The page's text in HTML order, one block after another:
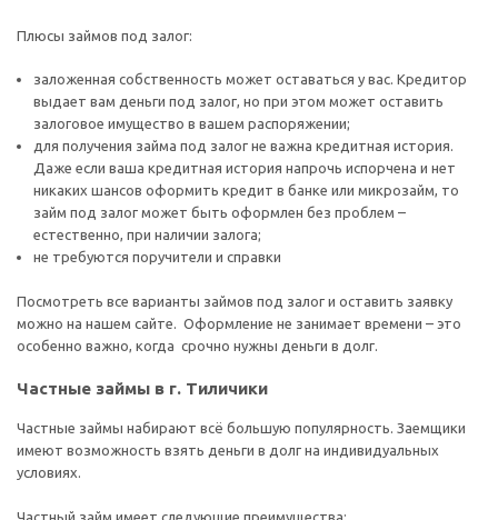
Плюсы займов под залог:
заложенная собственность может оставаться у вас. Кредитор
выдает вам деньги под залог, но при этом может оставить
залоговое имущество в вашем распоряжении;
для получения займа под залог не важна кредитная история.
Даже если ваша кредитная история напрочь испорчена и нет
никаких шансов оформить кредит в банке или микрозайм, то
займ под залог может быть оформлен без проблем –
естественно, при наличии залога;
не требуются поручители и справки
Посмотреть все варианты займов под залог и оставить заявку
можно на нашем сайте. Оформление не занимает времени – это
особенно важно, когда срочно нужны деньги в долг.
Частные займы в г. Тиличики
Частные займы набирают всё большую популярность. Заемщики
имеют возможность взять деньги в долг на индивидуальных
условиях.
Частный займ имеет следующие преимущества: